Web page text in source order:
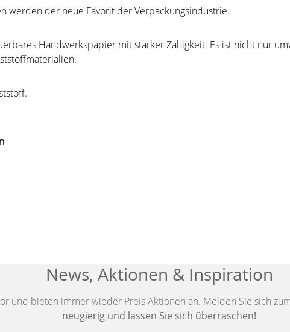
werden der neue Favorit der Verpackungsindustrie.
Handwerkspapier mit starker Zähigkeit. Es ist nicht nur
News, Aktionen & Inspiration
und bieten immer wieder Preis Aktionen an. Melden Sie sich
neugierig und lassen Sie sich überraschen!